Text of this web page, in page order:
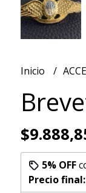
Inicio
5% OFF
Precio final: